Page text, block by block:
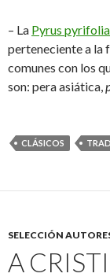
– La Pyrus
perteneciente a la
comunes con los
son: pera asiática,
CLÁSICOS
SELECCIÓN
A